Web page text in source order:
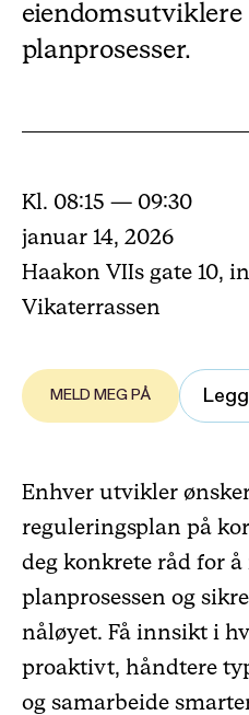
eiendomsutviklere
planprosesser.
Kl. 08:15 — 09:30
januar 14, 2026
Haakon VIIs gate 10,
Vikaterrassen
MELD MEG PÅ
Enhver utvikler
reguleringsplan på
deg konkrete råd for
planprosessen og
nåløyet. Få innsikt i
proaktivt, håndtere
og samarbeide